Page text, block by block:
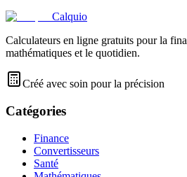
Calquio
Calculateurs en ligne gratuits pour la
mathématiques et le quotidien.
Créé avec soin pour la précision
Catégories
Finance
Convertisseurs
Santé